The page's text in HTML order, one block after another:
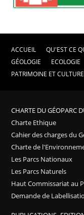
ACCUEIL QU'EST CE
GÉOLOGIE
ECOLOGIE
PATRIMOINE ET CULTURE
CHARTE DU GÉOPARC
Charte Ethique
Cahier des charges du
Charte de
Les Parcs Nationaux
Les Parcs Naturels
Haut Commissariat au
Demande de